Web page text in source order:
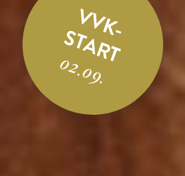
VVK-
START
02.09.